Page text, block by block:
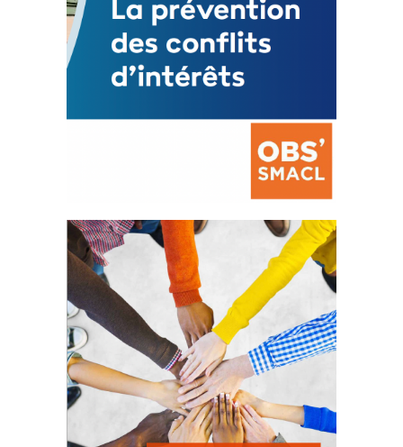
La prévention des conflits
d’intérêts
18 septembre 2023
FEUILLETER